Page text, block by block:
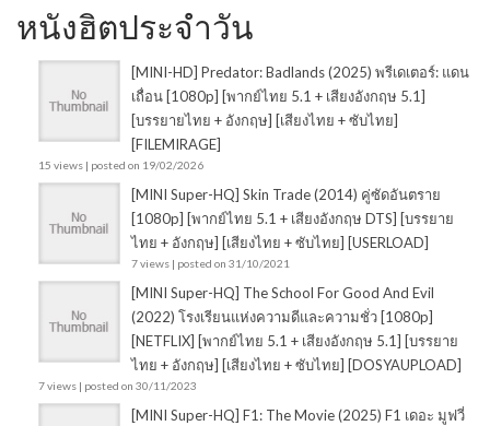
หนังฮิตประจำวัน
[MINI-HD] Predator: Badlands (2025) พรีเดเตอร์: แดน
เถื่อน [1080p] [พากย์ไทย 5.1 + เสียงอังกฤษ 5.1]
[บรรยายไทย + อังกฤษ] [เสียงไทย + ซับไทย]
[FILEMIRAGE]
15 views | posted on 19/02/2026
[MINI Super-HQ] Skin Trade (2014) คู่ซัดอันตราย
[1080p] [พากย์ไทย 5.1 + เสียงอังกฤษ DTS] [บรรยาย
ไทย + อังกฤษ] [เสียงไทย + ซับไทย] [USERLOAD]
7 views | posted on 31/10/2021
[MINI Super-HQ] The School For Good And Evil
(2022) โรงเรียนแห่งความดีและความชั่ว [1080p]
[NETFLIX] [พากย์ไทย 5.1 + เสียงอังกฤษ 5.1] [บรรยาย
ไทย + อังกฤษ] [เสียงไทย + ซับไทย] [DOSYAUPLOAD]
7 views | posted on 30/11/2023
[MINI Super-HQ] F1: The Movie (2025) F1 เดอะ มูฟวี่